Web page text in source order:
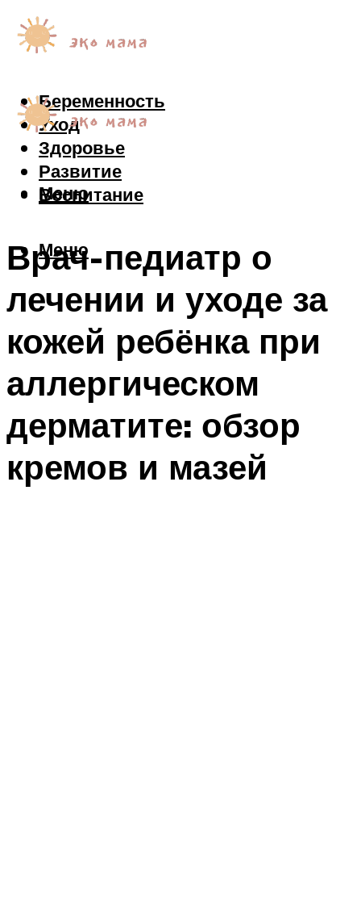
Беременность
Уход
Здоровье
Развитие
Воспитание
Меню
Меню
Врач-педиатр о
лечении и уходе за
кожей ребёнка при
аллергическом
дерматите: обзор
кремов и мазей